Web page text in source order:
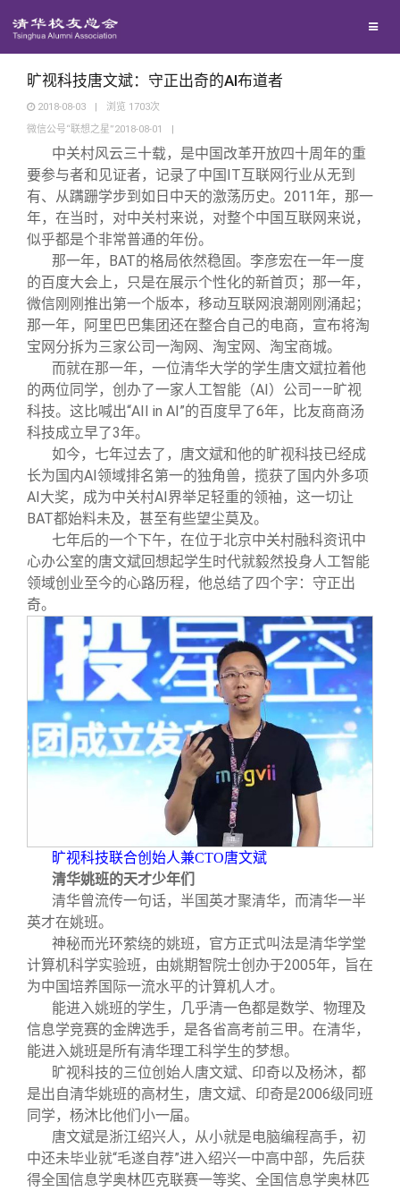
西南联大校友会
义工计划
新媒体平台
青春风采
校友文苑
校友讲坛
校友视界
校友服务
终身学习
信息化服务
三创大赛
实用信息
校友总会
总会简介
会长致辞
总会章程
理事会名单
制度法规
联系我们
关闭
旷视科技唐文斌：守正出奇的AI布道者
2018-08-03 | 浏览 1703次
微信公号“联想之星”2018-08-01
|
中关村风云三十载，是中国改革开放四十周年的重
要参与者和见证者，记录了中国IT互联网行业从无到
有、从蹒跚学步到如日中天的激荡历史。2011年，那一
年，在当时，对中关村来说，对整个中国互联网来说，
似乎都是个非常普通的年份。
那一年，BAT的格局依然稳固。李彦宏在一年一度
的百度大会上，只是在展示个性化的新首页；那一年，
微信刚刚推出第一个版本，移动互联网浪潮刚刚涌起；
那一年，阿里巴巴集团还在整合自己的电商，宣布将淘
宝网分拆为三家公司一淘网、淘宝网、淘宝商城。
而就在那一年，一位清华大学的学生唐文斌拉着他
的两位同学，创办了一家人工智能（AI）公司——旷视
科技。这比喊出“AII in AI”的百度早了6年，比友商商汤
科技成立早了3年。
如今，七年过去了，唐文斌和他的旷视科技已经成
长为国内AI领域排名第一的独角兽，揽获了国内外多项
AI大奖，成为中关村AI界举足轻重的领袖，这一切让
BAT都始料未及，甚至有些望尘莫及。
七年后的一个下午，在位于北京中关村融科资讯中
心办公室的唐文斌回想起学生时代就毅然投身人工智能
领域创业至今的心路历程，他总结了四个字：守正出
奇。
旷视科技联合创始人兼CTO唐文斌
清华姚班的天才少年们
清华曾流传一句话，半国英才聚清华，而清华一半
英才在姚班。
神秘而光环萦绕的姚班，官方正式叫法是清华学堂
计算机科学实验班，由姚期智院士创办于2005年，旨在
为中国培养国际一流水平的计算机人才。
能进入姚班的学生，几乎清一色都是数学、物理及
信息学竞赛的金牌选手，是各省高考前三甲。在清华，
能进入姚班是所有清华理工科学生的梦想。
旷视科技的三位创始人唐文斌、印奇以及杨沐，都
是出自清华姚班的高材生，唐文斌、印奇是2006级同班
同学，杨沐比他们小一届。
唐文斌是浙江绍兴人，从小就是电脑编程高手，初
中还未毕业就“毛遂自荐”进入绍兴一中高中部，先后获
得全国信息学奥林匹克联赛一等奖、全国信息学奥林匹